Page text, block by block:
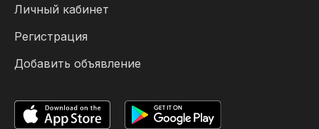
Личный кабинет
Регистрация
Добавить объявление